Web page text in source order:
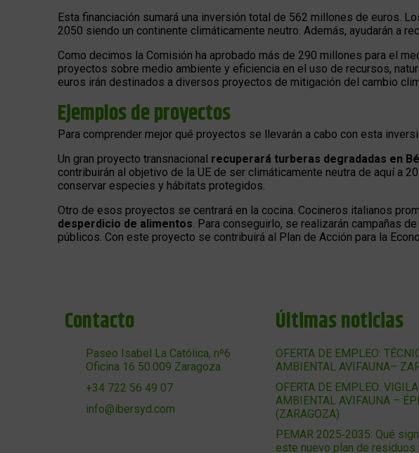
Esta financiación sumará una inversión total de 562 millones de euros.
2050 siendo un continente climáticamente neutro. Además, ayudarán a
Como decimos la Comisión ha aprobado más de 290 millones para el
proyectos sobre medio ambiente y eficiencia en el uso de recursos,
euros irán destinados a diversos proyectos de mitigación del cambio
Ejemplos de proyectos
Para comprender mejor qué proyectos se llevarán a cabo con esta
Un gran proyecto transnacional recuperará turberas degradadas en
contribuirán al objetivo de la UE de ser climáticamente neutra de aquí a
conservar especies y hábitats protegidos.
Otro de esos proyectos se centrará en la cocina. Cocineros italianos
desperdicio de alimentos. Para conseguirlo, se realizarán campañas
públicos. Con este proyecto se contribuirá al Plan de Acción para la
Contacto
Paseo Isabel La Católica, nº6
Oficina 16 50.009 Zaragoza
+34 722 56 49 07
info@ibersyd.com
Últimas noticias
OFERTA DE EMPLEO:
AMBIENTAL AVIFAUNA–
OFERTA DE EMPLEO:
AMBIENTAL AVIFAUNA –
(ZARAGOZA)
PEMAR 2025‑2035: Qué
este nuevo plan de residuos